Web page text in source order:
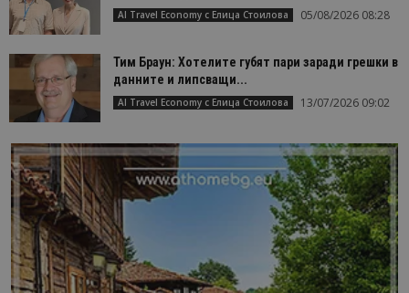
AI Travel Economy с Елица Стоилова 05/08/2026 08:28
Тим Браун: Хотелите губят пари заради грешки в
данните и липсващи...
AI Travel Economy с Елица Стоилова 13/07/2026 09:02